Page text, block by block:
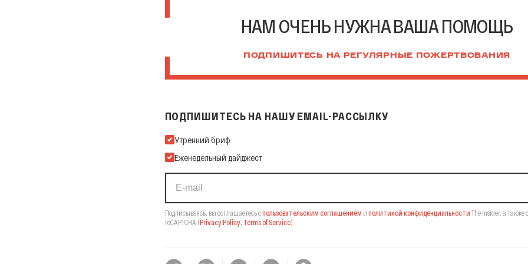
НАМ ОЧЕНЬ НУЖНА ВАША ПОМОЩЬ
ПОДПИШИТЕСЬ НА РЕГУЛЯРНЫЕ ПОЖЕРТВОВАНИЯ
ПОДПИШИТЕСЬ НА НАШУ EMAIL-РАССЫЛКУ
Подпишитесь на нашу Email-рассылку
Утренний бриф
Еженедельный дайджест
Подписываясь, вы соглашаетесь спользовательским соглашением и политикой конфиденциальности The Insider, а также
reCAPTCHA (Privacy Policy, Terms of Service).